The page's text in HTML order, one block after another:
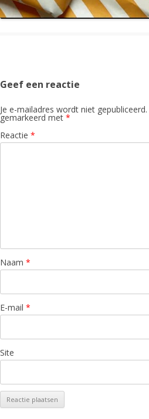
Geef een reactie
Je e-mailadres wordt niet gepubliceerd.
gemarkeerd met *
Reactie *
Naam *
E-mail *
Site